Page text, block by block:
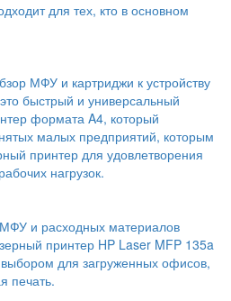
для тех, кто в основном
МФУ и картриджи к устройству
быстрый и универсальный
формата A4, который
малых предприятий, которым
принтер для удовлетворения
нагрузок.
и расходных материалов
принтер HP Laser MFP 135a
для загруженных офисов,
печать.